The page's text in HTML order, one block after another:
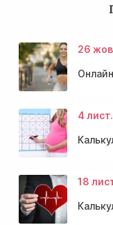
26
4 лист.
18